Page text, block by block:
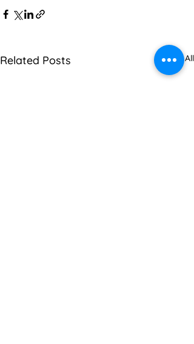
Related Posts See All